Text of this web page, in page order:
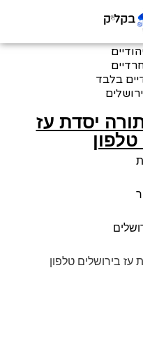
בלבד
יסדת עז
בירושלים טלפון